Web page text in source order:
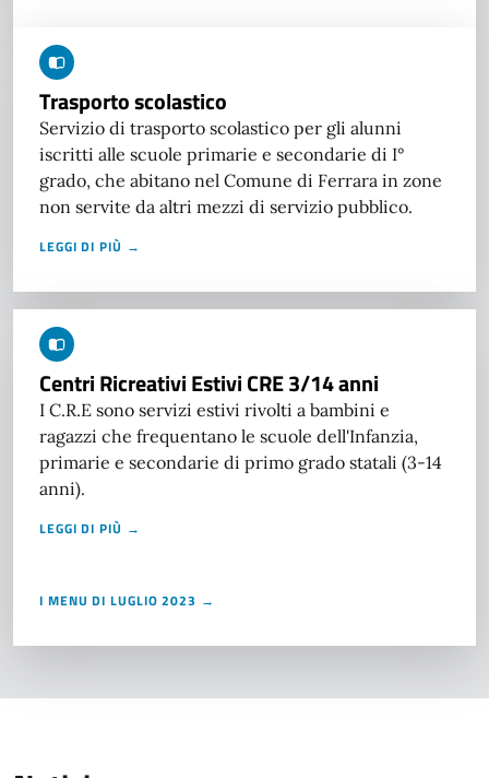
Trasporto scolastico
Servizio di trasporto scolastico per gli alunni
iscritti alle scuole primarie e secondarie di I°
grado, che abitano nel Comune di Ferrara in zone
non servite da altri mezzi di servizio pubblico.
LEGGI DI PIÙ →
Centri Ricreativi Estivi CRE 3/14 anni
I C.R.E sono servizi estivi rivolti a bambini e
ragazzi che frequentano le scuole dell'Infanzia,
primarie e secondarie di primo grado statali (3-14
anni).
LEGGI DI PIÙ →
I MENU DI LUGLIO 2023 →